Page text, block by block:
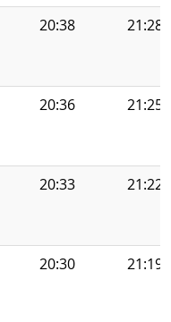
20:38 21:28
20:36 21:25
20:33 21:22
20:30 21:19